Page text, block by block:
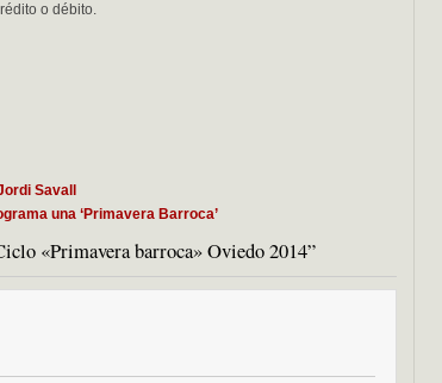
o débito.
Savall
una ‘Primavera Barroca’
«Primavera barroca» Oviedo 2014”